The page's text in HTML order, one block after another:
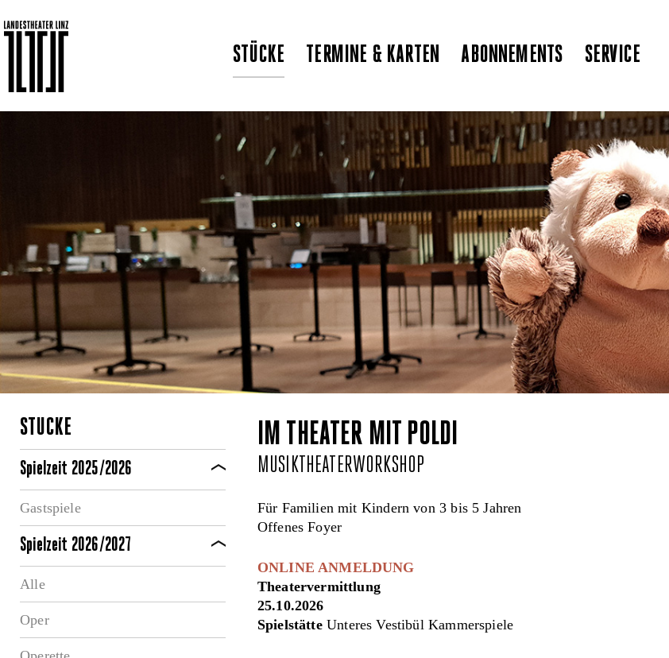
STÜCKE TERMINE & KARTEN ABONNEMENTS SERVICE
STÜCKE
Spielzeit 2025/2026
Gastspiele
Spielzeit 2026/2027
Alle
Oper
IM THEATER MIT POLDI
MUSIKTHEATERWORKSHOP
Für Familien mit Kindern von 3 bis 5 Jahren
Offenes Foyer
ONLINE ANMELDUNG
Theatervermittlung
25.10.2026
SpielstätteUnteres Vestibül Kammerspiele